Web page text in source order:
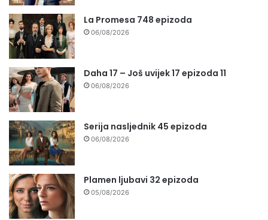
La Promesa 748 epizoda
06/08/2026
Daha 17 – Još uvijek 17 epizoda 11
06/08/2026
Serija nasljednik 45 epizoda
06/08/2026
Plamen ljubavi 32 epizoda
05/08/2026